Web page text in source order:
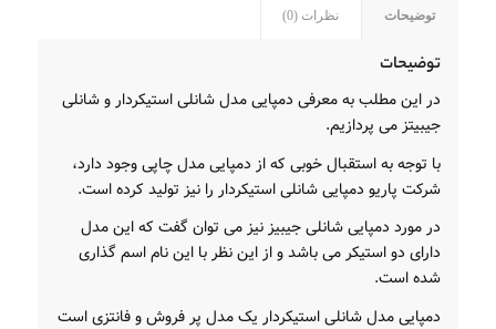
توضیحات نظرات (0)
توضیحات
در این مطلب به معرفی دمپایی مدل شانلی استیکردار و شانلی
جیبیتز می پردازیم.
با توجه به استقبال خوبی که از دمپایی مدل چاپی وجود دارد،
شرکت پاریو دمپایی شانلی استیکردار را نیز تولید کرده است.
در مورد دمپایی شانلی جیبیز نیز می توان گفت که این مدل
دارای دو استیکر می باشد و از این نظر با این نام اسم گذاری
شده است.
دمپایی مدل شانلی استیکردار یک مدل پر فروش و فانتزی است